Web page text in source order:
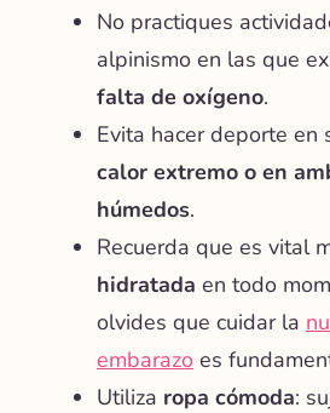
No practiques
alpinismo en las que
falta de oxígeno.
Evita hacer deporte en
calor extremo o en
húmedos.
Recuerda que es vital
hidratada en todo
olvides que cuidar la
embarazo es
Utiliza ropa cómoda: